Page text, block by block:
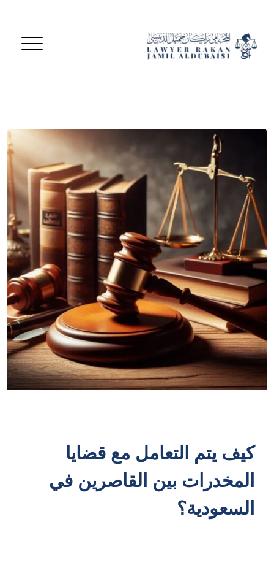
كيف يتم التعامل مع قضايا
المخدرات بين القاصرين في
السعودية؟